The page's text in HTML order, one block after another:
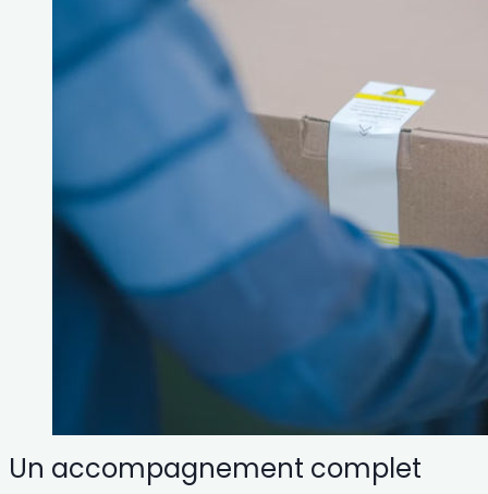
Un accompagnement complet